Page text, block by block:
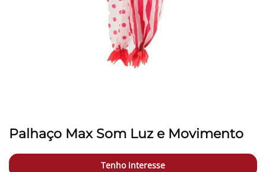
Palhaço Max Som Luz e Movimento
Tenho interesse